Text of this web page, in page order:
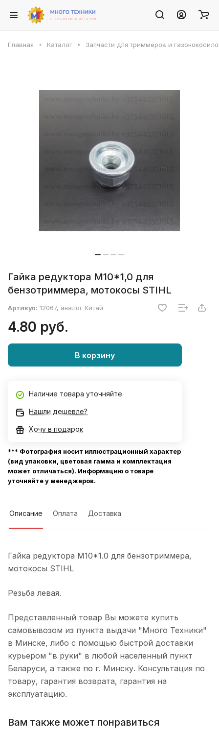
Главная Каталог Запчасти для триммеров и
Гайка редуктора М10*1,0 для
бензотриммера, мотокосы STIHL
Артикул: 12067, аналог Китай
4.80 руб.
В корзину
Наличие товара уточняйте
Нашли дешевле?
Хочу в подарок
*** Фотография носит иллюстрационный характер
(вид упаковки, цветовая гамма и комплектация
может отличаться). Информацию о товаре
уточняйте у менеджеров.
Описание Оплата Доставка
Гайка редуктора М10*1.0 для бензотриммера,
мотокосы STIHL
Резьба левая.
Представленный товар Вы можете купить
самовывозом из пункта выдачи "Много Техники"
в Минске, либо с помощью быстрой доставки
курьером "в руки" в любой населенный пункт
Беларуси, а также по г. Минску. Консультация по
товару, гарантия возврата, гарантия на
эксплуатацию.
Вам также может понравиться